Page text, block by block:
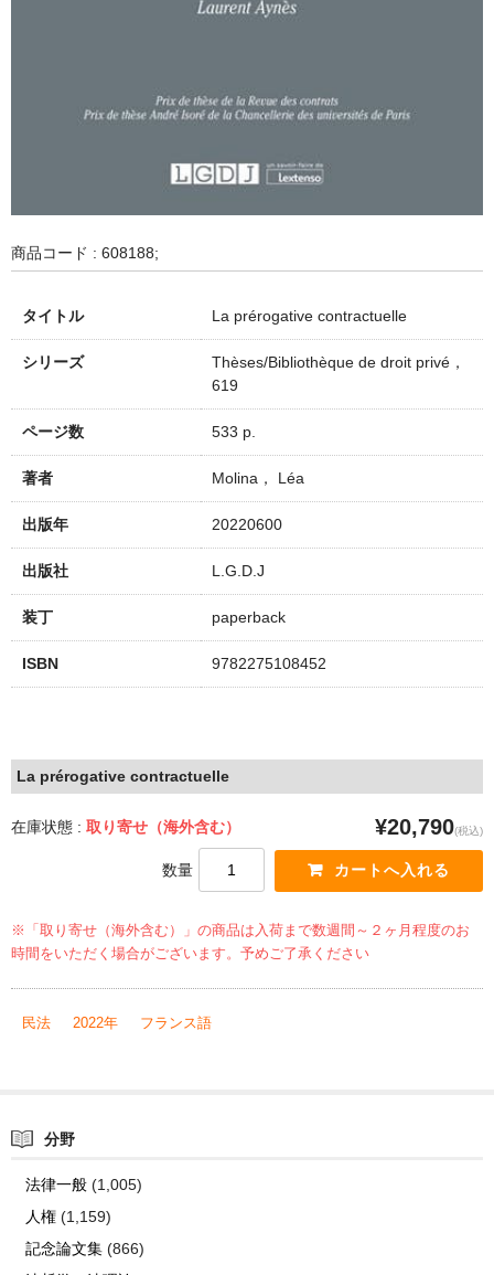
商品コード : 608188;
タイトル La prérogative contractuelle
シリーズ
Thèses/Bibliothèque de droit privé，
619
ページ数 533 p.
著者 Molina， Léa
出版年 20220600
出版社 L.G.D.J
装丁 paperback
ISBN 9782275108452
La prérogative contractuelle
在庫状態 : 取り寄せ（海外含む） ¥20,790(税込)
数量
※「取り寄せ（海外含む）」の商品は入荷まで数週間～２ヶ月程度のお
時間をいただく場合がございます。予めご了承ください
民法 2022年 フランス語
分野
法律一般(1,005)
人権(1,159)
記念論文集(866)